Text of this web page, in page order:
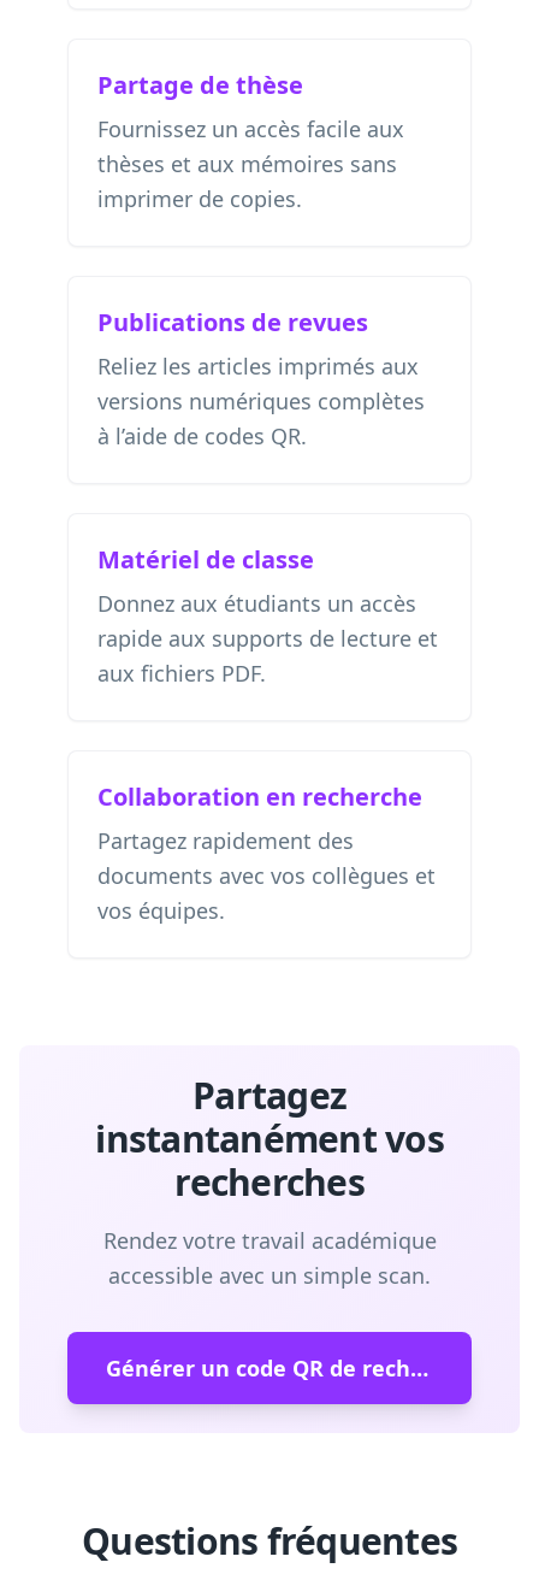
Partage de thèse
Fournissez un accès facile aux
thèses et aux mémoires sans
imprimer de copies.
Publications de revues
Reliez les articles imprimés aux
versions numériques complètes
à l’aide de codes QR.
Matériel de classe
Donnez aux étudiants un accès
rapide aux supports de lecture et
aux fichiers PDF.
Collaboration en recherche
Partagez rapidement des
documents avec vos collègues et
vos équipes.
Partagez
instantanément vos
recherches
Rendez votre travail académique
accessible avec un simple scan.
Générer un code QR de recherche
Questions fréquentes